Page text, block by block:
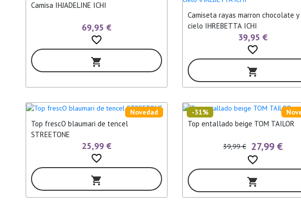
Camisa IHJADELINE ICHI
69,95 €
favorite_border
shopping_cart
Camiseta rayas marron chocolate
cielo IHREBETTA ICHI
39,95 €
favorite_border
shopping_cart
Top frescO blaumari de tencel
STREETONE
Novedad
25,99 €
favorite_border
shopping_cart
Top entallado beige TOM TAILOR
-31%
39,99 € 27,99 €
favorite_border
shopping_cart